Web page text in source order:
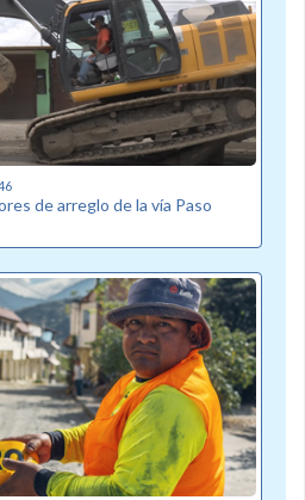
de arreglo de la vía Paso